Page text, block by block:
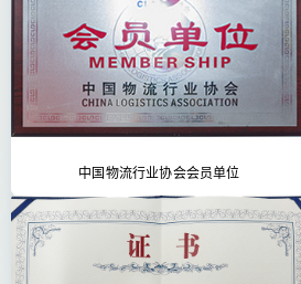
中国物流行业协会会员单位